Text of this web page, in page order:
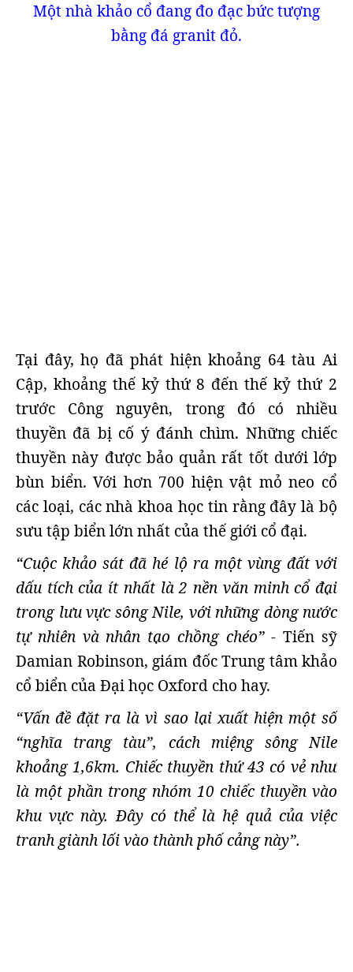
Một nhà khảo cổ đang đo đạc bức tượng
bằng đá granit đỏ.
Tại đây, họ đã phát hiện khoảng 64 tàu Ai
Cập, khoảng thế kỷ thứ 8 đến thế kỷ thứ 2
trước Công nguyên, trong đó có nhiều
thuyền đã bị cố ý đánh chìm. Những chiếc
thuyền này được bảo quản rất tốt dưới lớp
bùn biển. Với hơn 700 hiện vật mỏ neo cổ
các loại, các nhà khoa học tin rằng đây là bộ
sưu tập biển lớn nhất của thế giới cổ đại.
“Cuộc khảo sát đã hé lộ ra một vùng đất với
dấu tích của ít nhất là 2 nền văn minh cổ đại
trong lưu vực sông Nile, với những dòng nước
tự nhiên và nhân tạo chồng chéo”- Tiến sỹ
Damian Robinson, giám đốc Trung tâm khảo
cổ biển của Đại học Oxford cho hay.
“Vấn đề đặt ra là vì sao lại xuất hiện một số
“nghĩa trang tàu”, cách miệng sông Nile
khoảng 1,6km. Chiếc thuyền thứ 43 có vẻ như
là một phần trong nhóm 10 chiếc thuyền vào
khu vực này. Đây có thể là hệ quả của việc
tranh giành lối vào thành phố cảng này”.